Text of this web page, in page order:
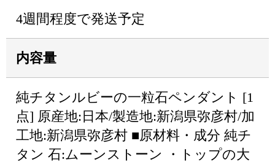
4週間程度で発送予定
内容量
純チタンルビーの一粒石ペンダント [1
点] 原産地:日本/製造地:新潟県弥彦村/加
工地:新潟県弥彦村 ■原材料・成分 純チ
タン 石:ムーンストーン ・トップの大